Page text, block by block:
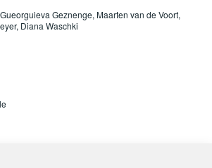
Geznenge, Maarten van de Voort,
Diana Waschki